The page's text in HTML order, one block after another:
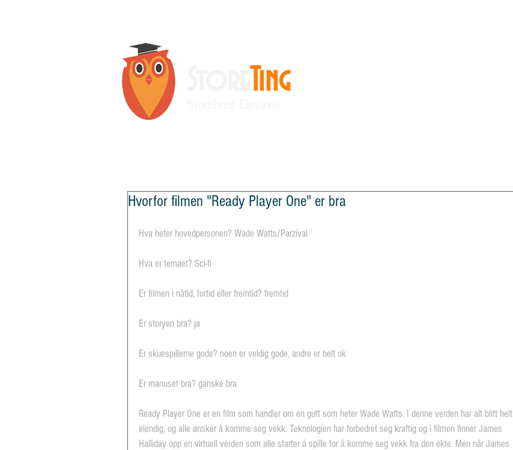
Ting
Hvorfor filmen "Ready Player One" er bra
Hva heter hovedpersonen? Wade Watts/Parzival
Hva er temaet? Sci-fi
Er filmen i nåtid, fortid eller fremtid? fremtid
Er storyen bra? ja
Er skuespillerne gode? noen er veldig gode, andre er helt ok
Er manuset bra? ganske bra
Ready Player One er en film som handler om en gutt som heter Wade Watts. I denne verden har alt blitt helt
elendig, og alle ønsker å komme seg vekk. Teknologien har forbedret seg kraftig og i filmen finner James
Halliday opp en virtuell verden som alle starter å spille for å komme seg vekk fra den ekte. Men når James